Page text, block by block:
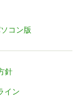
コン版
針
イン